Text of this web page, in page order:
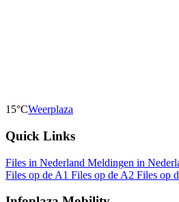
15°CWeerplaza
Quick Links
Files in Nederland Meldingen in
Files op de A1 Files op de A2 Files op